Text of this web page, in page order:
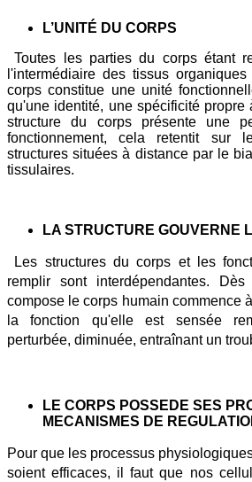
L’UNITÉ DU CORPS
Toutes les parties du corps étant
l'intermédiaire des tissus
corps constitue une unité
qu'une identité, une spécificité propre
structure du corps présente une
fonctionnement, cela retentit sur
structures situées à distance par le
tissulaires.
LA STRUCTURE GOUVERNE
Les structures du corps et les
remplir sont interdépendantes.
compose le corps humain commence
la fonction qu'elle est sensée
perturbée, diminuée, entraînant un
LE CORPS POSSEDE SES
MECANISMES DE
Pour que les processus
soient efficaces, il faut que nos